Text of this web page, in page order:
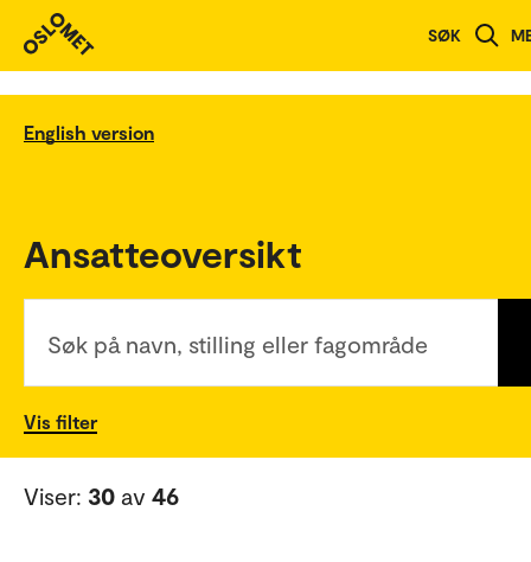
SØK
English version
Ansatteoversikt
Søk på navn, stilling eller fagområde
Vis filter
Viser: 30 av 46